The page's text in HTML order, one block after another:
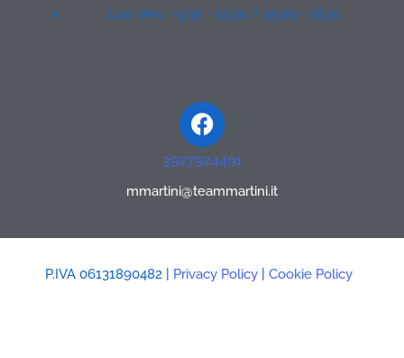
Lun. Ven. - 9:30 - 12:30 / 15:00 - 18:30
Facebook
3927924491
mmartini@teammartini.it
P.IVA 06131890482 | Privacy Policy| Cookie Policy